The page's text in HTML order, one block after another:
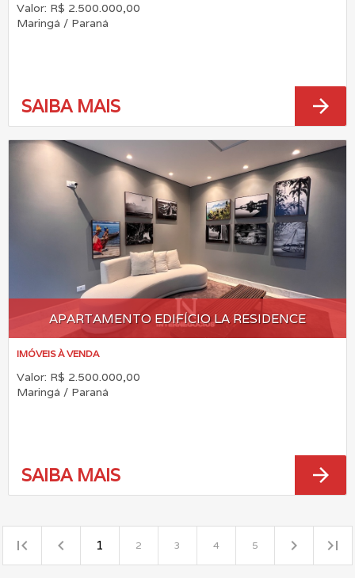
Valor: R$ 2.500.000,00
Maringá / Paraná
SAIBA MAIS arrow_forward
APARTAMENTO EDIFÍCIO LA RESIDENCE
IMÓVEIS À VENDA
Valor: R$ 2.500.000,00
Maringá / Paraná
SAIBA MAIS arrow_forward
first_page navigate_before 1 2 3 4 5 navigate_next last_page